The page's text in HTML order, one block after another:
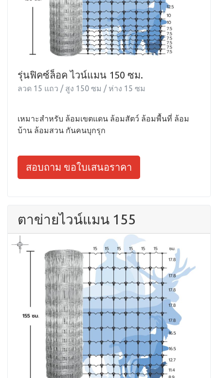
รุ่นฟิคซ์ล็อค ไวน์แมน 150 ซม.
ลวด 15 แถว / สูง 150 ซม / ห่าง 15 ซม
เหมาะสำหรับ ล้อมเขตแดน ล้อมสัตว์ ล้อมพื้นที่ ล้อม
บ้าน ล้อมสวน กันคนบุกรุก
สอบถาม ขอใบเสนอราคา
ตาข่ายไวน์แมน 155